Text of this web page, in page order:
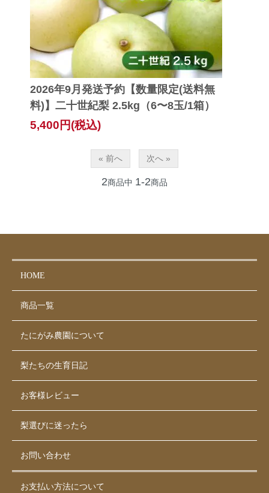
2026年9月発送予約【数量限定(送料無
料)】二十世紀梨 2.5kg（6〜8玉/1箱）
5,400円(税込)
« 前へ 次へ »
2商品中 1-2商品
HOME
商品一覧
たにがみ農園について
梨たちの生育日記
お客様レビュー
梨選びに迷ったら
お問い合わせ
お支払い方法について